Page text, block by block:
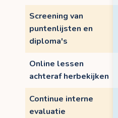
Screening van
puntenlijsten en
diploma's
Online lessen
achteraf herbekijken
Continue interne
evaluatie